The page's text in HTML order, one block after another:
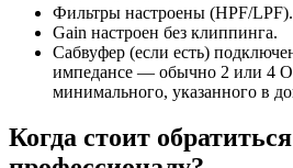
Фильтры настроены (HPF/LPF).
Gain настроен без клиппинга.
Сабвуфер (если есть)
импедансе — обычно 2 или 4
минимального, указанного в
Когда стоит